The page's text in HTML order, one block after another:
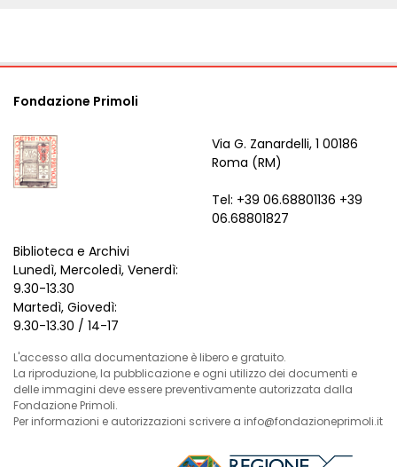
Fondazione Primoli
Via G. Zanardelli, 1 00186
Roma (RM)
Tel: +39 06.68801136 +39
06.68801827
Biblioteca e Archivi
Lunedì, Mercoledì, Venerdì:
9.30-13.30
Martedì, Giovedì:
9.30-13.30 / 14-17
L'accesso alla documentazione è libero e gratuito.
La riproduzione, la pubblicazione e ogni utilizzo dei documenti e
delle immagini deve essere preventivamente autorizzata dalla
Fondazione Primoli.
Per informazioni e autorizzazioni scrivere a info@fondazioneprimoli.it